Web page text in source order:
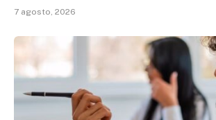
7 agosto, 2026